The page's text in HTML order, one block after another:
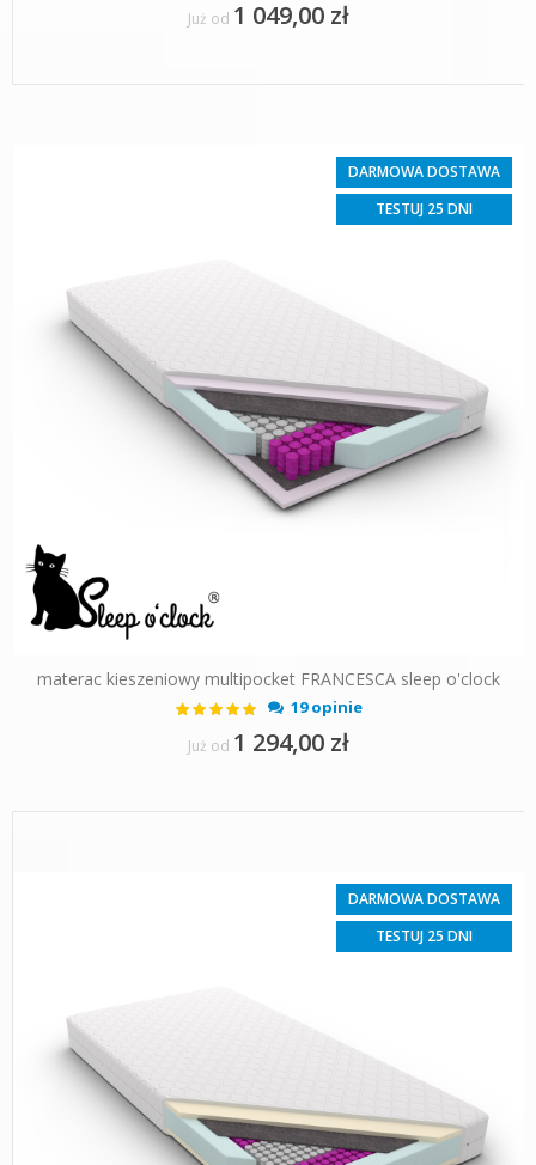
Już od 1 049,00 zł
DARMOWA DOSTAWA
TESTUJ 25 DNI
materac kieszeniowy multipocket FRANCESCA sleep o'clock
Ocena:
100%
19 opinie
Już od 1 294,00 zł
DARMOWA DOSTAWA
TESTUJ 25 DNI